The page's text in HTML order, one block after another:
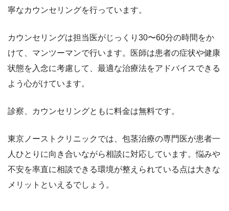
寧なカウンセリングを行っています。
カウンセリングは担当医がじっくり30〜60分の時間をか
けて、マンツーマンで行います。医師は患者の症状や健康
状態を入念に考慮して、最適な治療法をアドバイスできる
よう心がけています。
診察、カウンセリングともに料金は無料です。
東京ノーストクリニックでは、包茎治療の専門医が患者一
人ひとりに向き合いながら相談に対応しています。悩みや
不安を率直に相談できる環境が整えられている点は大きな
メリットといえるでしょう。